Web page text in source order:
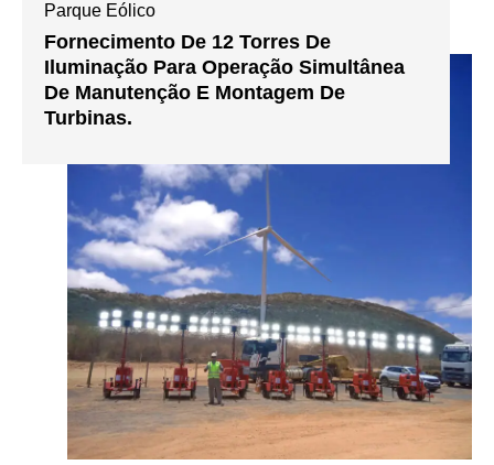
Parque Eólico
Fornecimento De 12 Torres De
Iluminação Para Operação Simultânea
De Manutenção E Montagem De
Turbinas.